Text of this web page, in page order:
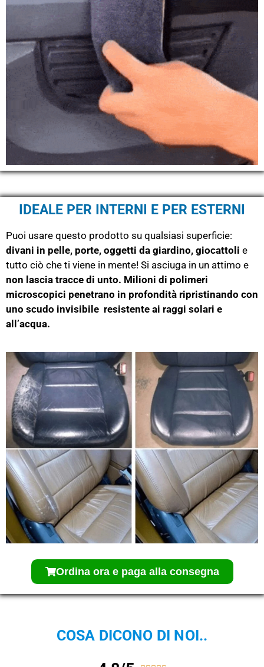
IDEALE PER INTERNI E PER ESTERNI
Puoi usare questo prodotto su qualsiasi superficie:
divani in pelle, porte, oggetti da giardino, giocattoli e
tutto ciò che ti viene in mente! Si asciuga in un attimo e
non lascia tracce di unto. Milioni di polimeri
microscopici penetrano in profondità ripristinando con
uno scudo invisibile resistente ai raggi solari e
all’acqua.
Ordina ora e paga alla consegna
COSA DICONO DI NOI..